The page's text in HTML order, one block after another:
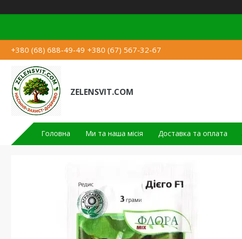
+380 (68) 688-49-49 +380 (67) 567-32-67
ZELENSVIT.COM
Головна Ми та наша місія Доставка та оплата